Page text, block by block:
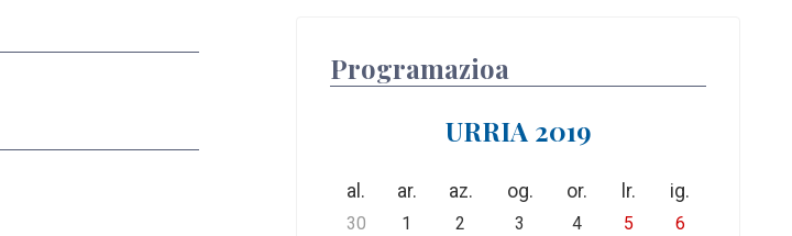
Programazioa
URRIA 2019
al. ar. az. og. or. lr. ig.
30 1 2 3 4 5
6